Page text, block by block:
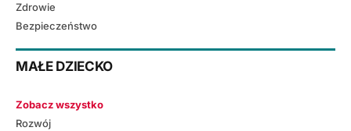
Zdrowie
Bezpieczeństwo
MAŁE DZIECKO
Zobacz wszystko
Rozwój